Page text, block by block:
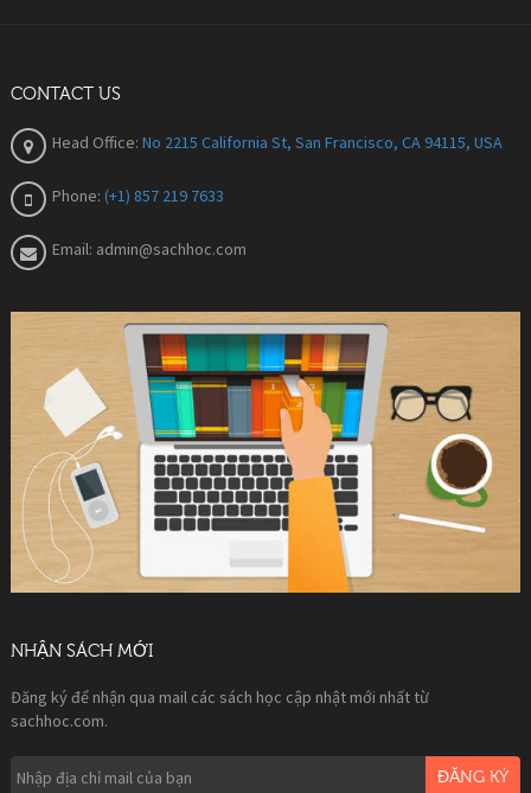
CONTACT US
Head Office: No 2215 California St, San Francisco, CA 94115, USA
Phone: (+1) 857 219 7633
Email: admin@sachhoc.com
NHẬN SÁCH MỚI
Đăng ký để nhận qua mail các sách học cập nhật mới nhất từ
sachhoc.com.
ĐĂNG KÝ